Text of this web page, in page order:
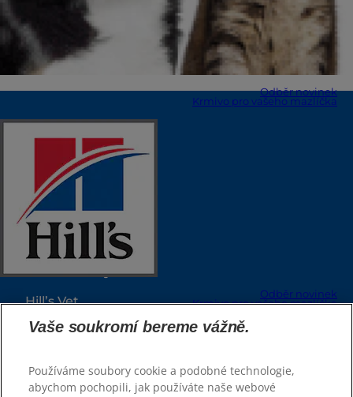
Odběr novinek
Krmivo pro vašeho mazlíčka
Odběr novinek
Krmivo pro vašeho mazlíčka
Vybrat krmivo
Rady a tipy
Zvolte jazyk
Zdroje
Kontaktujte nás
Mapa stránek
Naše stránky
Hill’s Vet
Kariéra
Vaše soukromí bereme vážně.
Používáme soubory cookie a podobné technologie,
abychom pochopili, jak používáte naše webové